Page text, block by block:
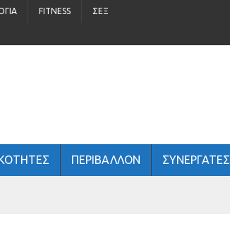
FITNESS ΣΈΞ
ΠΕΡΙΒΆΛΛΟΝ ΣΥΝΕΡΓΑΤΕΣ